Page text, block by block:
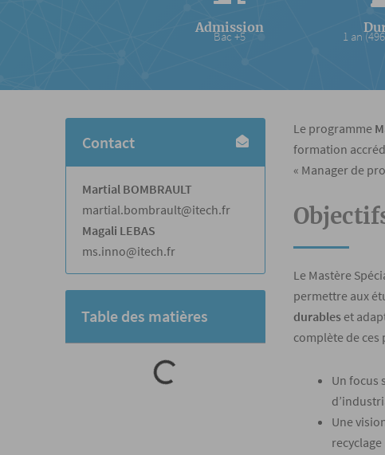
Admission
Bac +5 1 an
Contact
Martial BOMBRAULT
martial.bombrault@itech.fr
Magali LEBAS
ms.inno@itech.fr
Table des matières
Le programme
formation
« Manager de
Le Mastère
permettre aux
durables et
complète de
Un focus
Une
recyclage